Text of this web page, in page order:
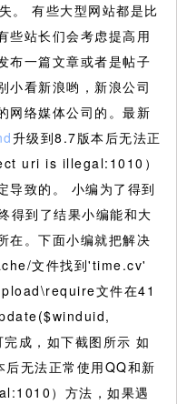
。
有些大型网站都是比
些站长们会考虑提高用
布一篇文章或者是帖子
小看新浪哟，新浪公司
网络媒体公司的。最新
升级到8.7版本后无法正
uri is illegal:1010）
导致的。 小编为了得到
得到了结果小编能和大
在。下面小编就把解决
文件找到'time.cv'
文件在41
成，如下截图所示 如
无法正常使用QQ和新
）方法，如果遇